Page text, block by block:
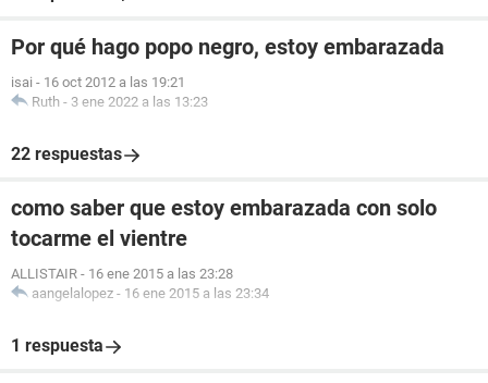
Por qué hago popo negro, estoy embarazada
isai - 16 oct 2012 a las 19:21
Ruth - 3 ene 2022 a las 13:23
22 respuestas
como saber que estoy embarazada con solo
tocarme el vientre
ALLISTAIR - 16 ene 2015 a las 23:28
aangelalopez - 16 ene 2015 a las 23:34
1 respuesta